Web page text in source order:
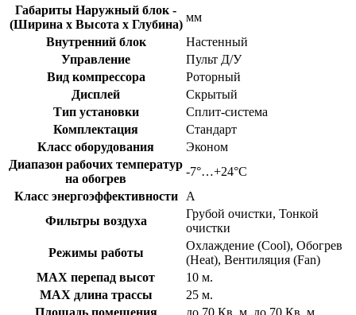
Габариты Наружный блок -
(Ширина х Высота х Глубина)
мм
Внутренний блок
Настенный
Управление
Пульт Д/У
Вид компрессора
Роторный
Дисплей
Скрытый
Тип установки
Сплит-система
Комплектация
Стандарт
Класс оборудования
Эконом
Диапазон рабочих температур
на обогрев
-7°…+24°C
Класс энергоэффективности
A
Фильтры воздуха
Грубой очистки, Тонкой
очистки
Режимы работы
Охлаждение (Cool), Обогрев
(Heat), Вентиляция (Fan)
MAX перепад высот
10 м.
MAX длина трассы
25 м.
Площадь помещения
до 70 Кв. м, до 70 Кв. м